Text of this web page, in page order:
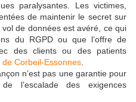
paralysantes. Les victimes,
de maintenir le secret sur
de données est avéré, ce qui
du RGPD ou que l’offre de
des clients ou des patients
de Corbeil-Essonnes
n’est pas une garantie pour
l’escalade des exigences